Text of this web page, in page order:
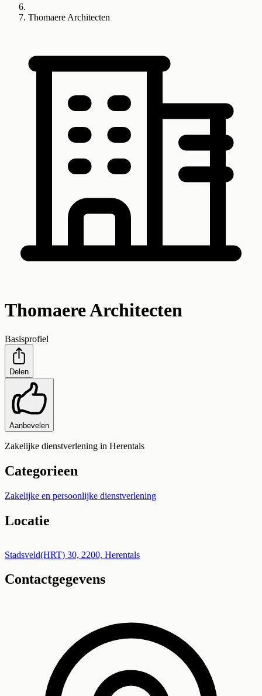
Thomaere Architecten
Thomaere Architecten
Basisprofiel
Delen
Aanbevelen
Zakelijke dienstverlening in Herentals
Categorieen
Zakelijke en persoonlijke dienstverlening
Locatie
+
−
Stadsveld(HRT) 30, 2200, Herentals
Contactgegevens